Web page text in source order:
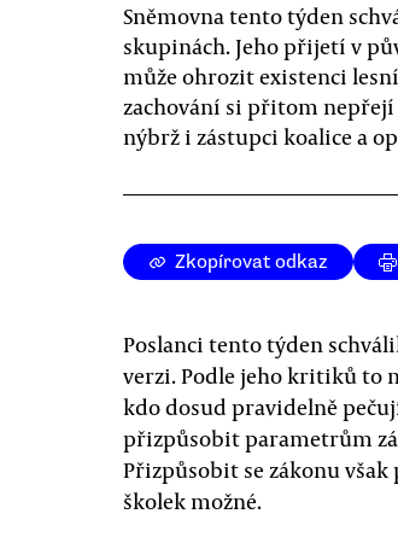
Sněmovna tento týden
skupinách. Jeho přijetí v
může ohrozit existenci
zachování si přitom
nýbrž i zástupci koalice a
Zkopírovat odkaz
Poslanci tento týden
verzi. Podle jeho kritiků to
kdo dosud pravidelně
přizpůsobit parametrům
Přizpůsobit se zákonu
školek možné.